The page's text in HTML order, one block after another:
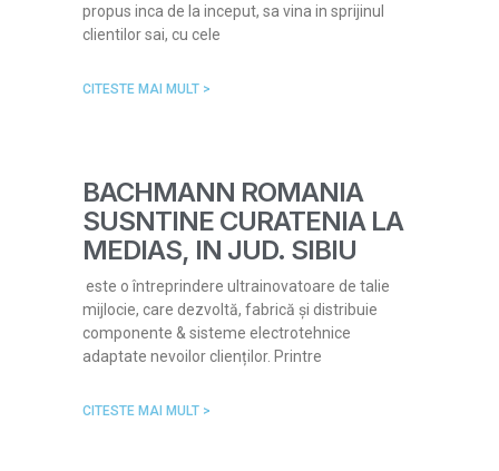
propus inca de la inceput, sa vina in sprijinul
clientilor sai, cu cele
CITESTE MAI MULT >
BACHMANN ROMANIA
SUSNTINE CURATENIA LA
MEDIAS, IN JUD. SIBIU
este o întreprindere ultrainovatoare de talie
mijlocie, care dezvoltă, fabrică și distribuie
componente & sisteme electrotehnice
adaptate nevoilor clienților. Printre
CITESTE MAI MULT >